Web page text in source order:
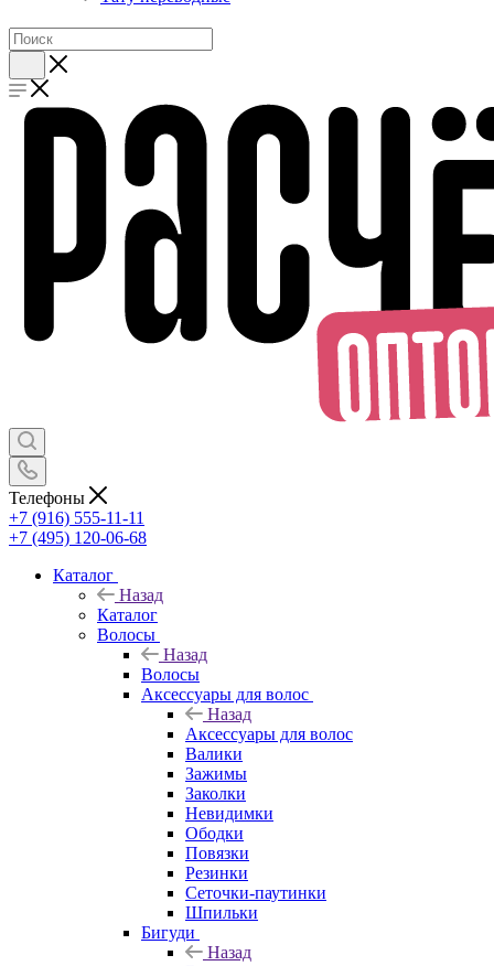
Телефоны
+7 (916) 555-11-11
+7 (495) 120-06-68
Каталог
Назад
Каталог
Волосы
Назад
Волосы
Аксессуары для волос
Назад
Аксессуары для волос
Валики
Зажимы
Заколки
Невидимки
Ободки
Повязки
Резинки
Сеточки-паутинки
Шпильки
Бигуди
Назад